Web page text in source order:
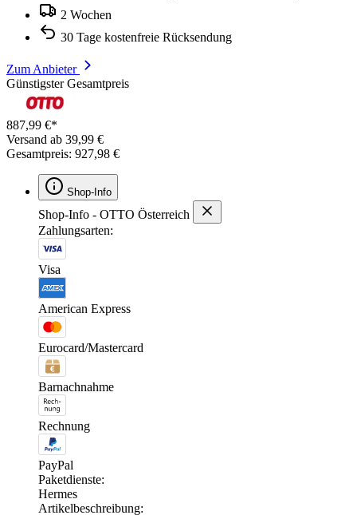
2 Wochen
30 Tage kostenfreie Rücksendung
Zum Anbieter
Günstigster Gesamtpreis
887,99 €*
Versand ab 39,99 €
Gesamtpreis: 927,98 €
Shop-Info
Shop-Info - OTTO Österreich
Zahlungsarten:
Visa
American Express
Eurocard/Mastercard
Barnachnahme
Rechnung
PayPal
Paketdienste:
Hermes
Artikelbeschreibung: